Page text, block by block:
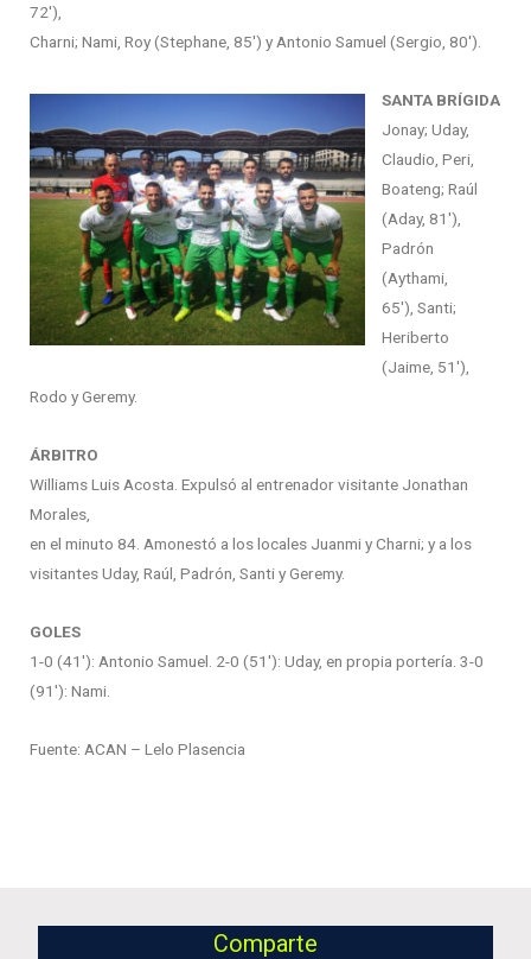
72′),
Charni; Nami, Roy (Stephane, 85′) y Antonio Samuel (Sergio, 80′).
SANTA BRÍGIDA
Jonay; Uday,
Claudio, Peri,
Boateng; Raúl
(Aday, 81′),
Padrón
(Aythami,
65′), Santi;
Heriberto
(Jaime, 51′),
Rodo y Geremy.
ÁRBITRO
Williams Luis Acosta. Expulsó al entrenador visitante Jonathan
Morales,
en el minuto 84. Amonestó a los locales Juanmi y Charni; y a los
visitantes Uday, Raúl, Padrón, Santi y Geremy.
GOLES
1-0 (41′): Antonio Samuel. 2-0 (51′): Uday, en propia portería. 3-0
(91′): Nami.
Fuente: ACAN – Lelo Plasencia
Comparte